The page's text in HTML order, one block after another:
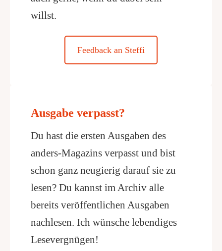
willst.
Feedback an Steffi
Ausgabe verpasst?
Du hast die ersten Ausgaben des
anders-Magazins verpasst und bist
schon ganz neugierig darauf sie zu
lesen? Du kannst im Archiv alle
bereits veröffentlichen Ausgaben
nachlesen. Ich wünsche lebendiges
Lesevergnügen!